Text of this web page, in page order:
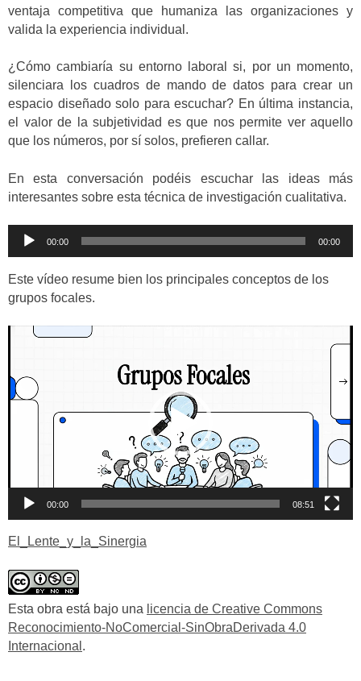
ventaja competitiva que humaniza las organizaciones y
valida la experiencia individual.
¿Cómo cambiaría su entorno laboral si, por un momento,
silenciara los cuadros de mando de datos para crear un
espacio diseñado solo para escuchar? En última instancia,
el valor de la subjetividad es que nos permite ver aquello
que los números, por sí solos, prefieren callar.
En esta conversación podéis escuchar las ideas más
interesantes sobre esta técnica de investigación cualitativa.
Reproductor
00:00 00:00
Este vídeo resume bien los principales conceptos de los
grupos focales.
Reproductor
00:00 08:51
El_Lente_y_la_Sinergia
Esta obra está bajo una licencia de Creative Commons
Reconocimiento-NoComercial-SinObraDerivada 4.0
Internacional .